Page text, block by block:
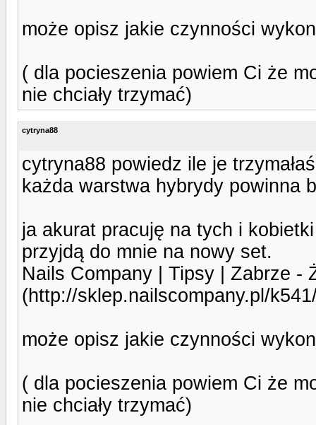
może opisz jakie czynności
( dla pocieszenia powiem Ci że
nie chciały trzymać)
cytryna88
cytryna88 powiedz ile je
każda warstwa hybrydy powinna
ja akurat pracuję na tych i
przyjdą do mnie na nowy set.
Nails Company | Tipsy | Zabrze -
(http://sklep.nailscompany.pl/
może opisz jakie czynności
( dla pocieszenia powiem Ci że
nie chciały trzymać)